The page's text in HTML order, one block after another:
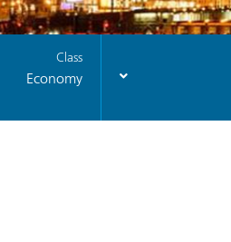
Class
Economy